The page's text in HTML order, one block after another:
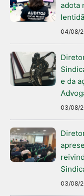
adota
04/08/
e da
03/08/
03/08/